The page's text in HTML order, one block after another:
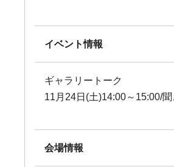
イベント情報
ギャラリートーク
11月24日(土)14:00～15:00/
会場情報